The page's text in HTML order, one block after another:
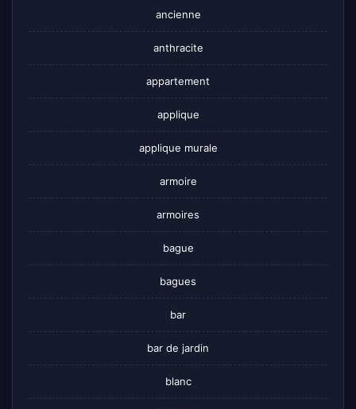
ancienne
anthracite
appartement
applique
applique murale
armoire
armoires
bague
bagues
bar
bar de jardin
blanc